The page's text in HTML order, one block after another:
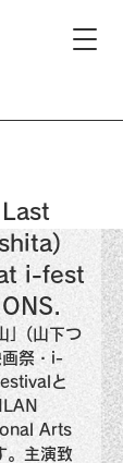
i-fest
」(山下つ
画祭・i-
と
Arts
。主演致